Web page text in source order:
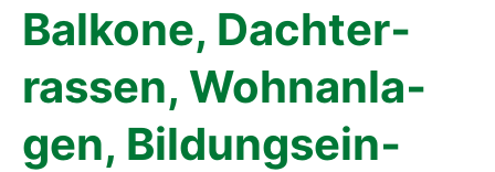
Bal­ko­ne, Dach­ter­
ras­sen, Wohn­an­la­
gen, Bil­dungs­ein­